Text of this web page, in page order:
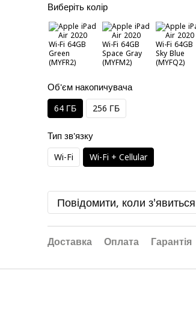
Виберіть колір
Об'єм накопичувача
64 ГБ 256 ГБ
Тип зв'язку
Wi-Fi Wi-Fi + Cellular
Повідомити, коли з'явиться
Доставка Оплата Гарантія